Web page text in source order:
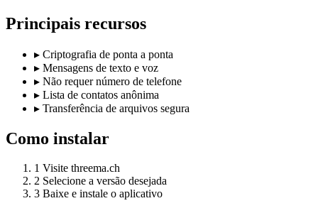
Principais recursos
▸ Criptografia de ponta a ponta
▸ Mensagens de texto e voz
▸ Não requer número de telefone
▸ Lista de contatos anônima
▸ Transferência de arquivos segura
Como instalar
1 Visite threema.ch
2 Selecione a versão desejada
3 Baixe e instale o aplicativo